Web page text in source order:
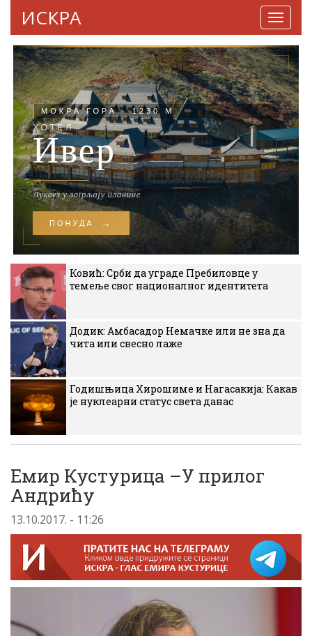
ИСКРА
Ковић: Срби да уграде Пребиловце у
темеље свог националног идентитета
Додик: Амбасадор Немачке или не зна да
чита или свесно лаже
Годишњица Хирошиме и Нагасакија: Какав
је нуклеарни статус света данас
Емир Кустурица –У прилог
Андрићу
13.10.2017. - 11:26